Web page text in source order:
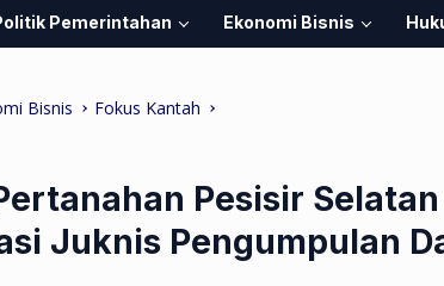
Pemerintahan Ekonomi Bisnis
Bisnis Fokus Kantah
Pesisir
Juknis Pengumpulan